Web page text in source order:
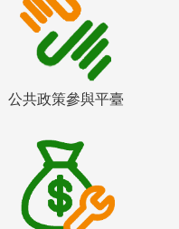
公共政策參與平臺